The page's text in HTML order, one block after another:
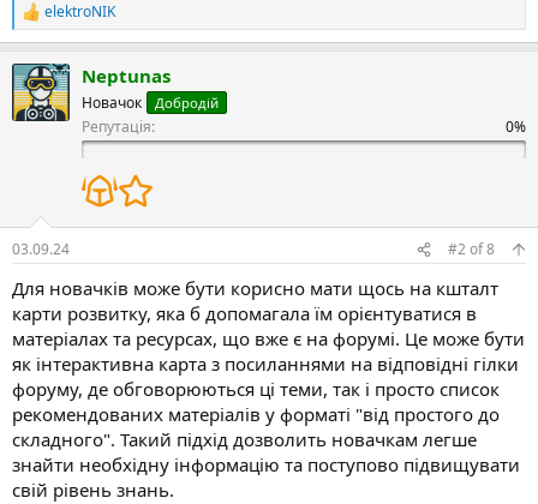
Р
е
к
ц
і
elektroNIK
Neptunas
Новачок Добродій
Репутація:
03.09.24 #2of8
Для новачків може бути корисно мати щось на кшталт
карти розвитку, яка б допомагала їм орієнтуватися в
матеріалах та ресурсах, що вже є на форумі. Це може бути
як інтерактивна карта з посиланнями на відповідні гілки
форуму, де обговорюються ці теми, так і просто список
рекомендованих матеріалів у форматі "від простого до
складного". Такий підхід дозволить новачкам легше
знайти необхідну інформацію та поступово підвищувати
свій рівень знань.